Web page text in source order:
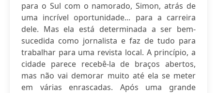
para o Sul com o namorado, Simon, atrás de
uma incrível oportunidade... para a carreira
dele. Mas ela está determinada a ser bem-
sucedida como jornalista e faz de tudo para
trabalhar para uma revista local. A princípio, a
cidade parece recebê-la de braços abertos,
mas não vai demorar muito até ela se meter
em várias enrascadas. Após uma grande